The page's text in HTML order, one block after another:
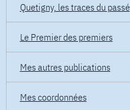
Quetigny, les traces du passé
Le Premier des premiers
Mes autres publications
Mes coordonnées